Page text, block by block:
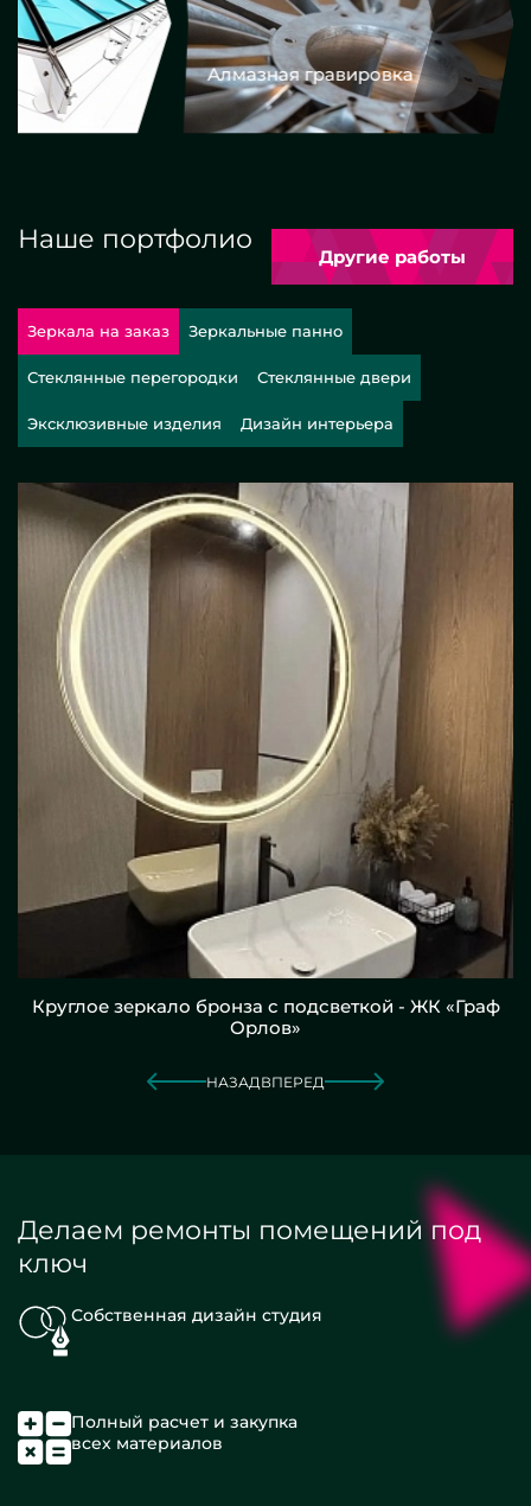
Алмазная гравировка
Наше портфолио
Другие работы
Зеркала на заказ Зеркальные панно
Стеклянные перегородки Стеклянные двери
Эксклюзивные изделия Дизайн интерьера
Круглое зеркало бронза с подсветкой - ЖК «Граф
Орлов»
НАЗАД ВПЕРЕД
Делаем ремонты помещений под
ключ
Собственная дизайн студия
Полный расчет и закупка
всех материалов